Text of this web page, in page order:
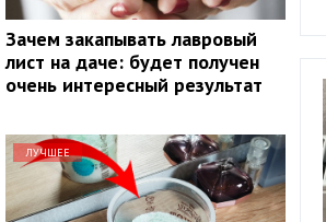
Зачем закапывать лавровый
лист на даче: будет получен
очень интересный результат
ЛУЧШЕЕ